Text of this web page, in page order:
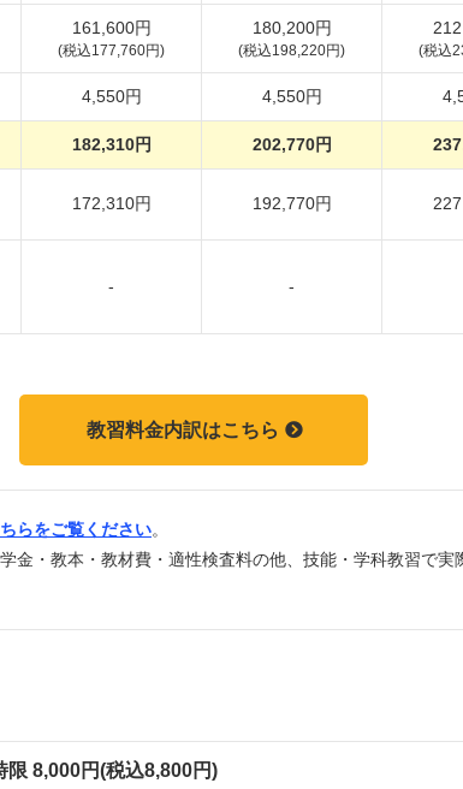
161,600円
(税込177,760円)
180,200円
(税込198,220円) (税込
4,550円 4,550円
182,310円 202,770円
172,310円 192,770円
- -
教習料金内訳はこちら
らをご覧ください。
金・教本・教材費・適性検査料の他、技能・学科教習で実
限 8,000円(税込8,800円)